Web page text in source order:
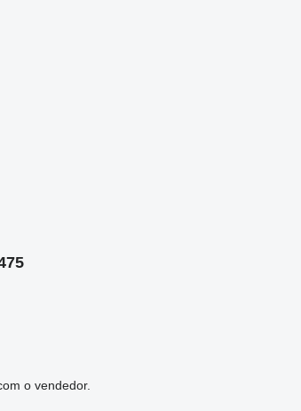
o vendedor.